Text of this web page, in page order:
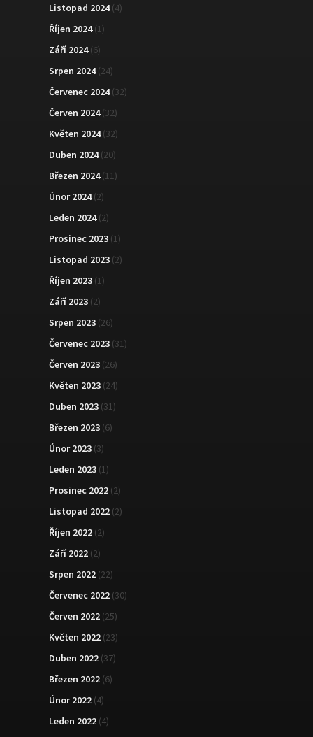
Listopad 2024(4)
Říjen 2024(1)
Září 2024(6)
Srpen 2024(24)
Červenec 2024(32)
Červen 2024(32)
Květen 2024(32)
Duben 2024(20)
Březen 2024(11)
Únor 2024(2)
Leden 2024(2)
Prosinec 2023 (1)
Listopad 2023 (2)
Říjen 2023 (1)
Září 2023 (2)
Srpen 2023 (26)
Červenec 2023 (31)
Červen 2023 (26)
Květen 2023 (24)
Duben 2023 (31)
Březen 2023 (6)
Únor 2023 (3)
Leden 2023 (1)
Prosinec 2022 (2)
Listopad 2022 (2)
Říjen 2022 (2)
Září 2022 (2)
Srpen 2022 (22)
Červenec 2022 (30)
Červen 2022 (25)
Květen 2022 (23)
Duben 2022 (37)
Březen 2022 (6)
Únor 2022 (4)
Leden 2022 (4)